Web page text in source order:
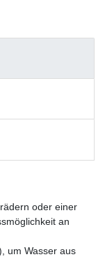
oder einer
an
um Wasser aus